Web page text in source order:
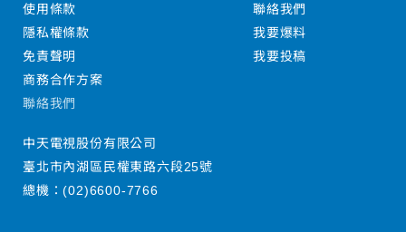
使用條款
隱私權條款
免責聲明
商務合作方案
聯絡我們
我要爆料
我要投稿
聯絡我們
中天電視股份有限公司
臺北市內湖區民權東路六段25號
總機：(02)6600-7766